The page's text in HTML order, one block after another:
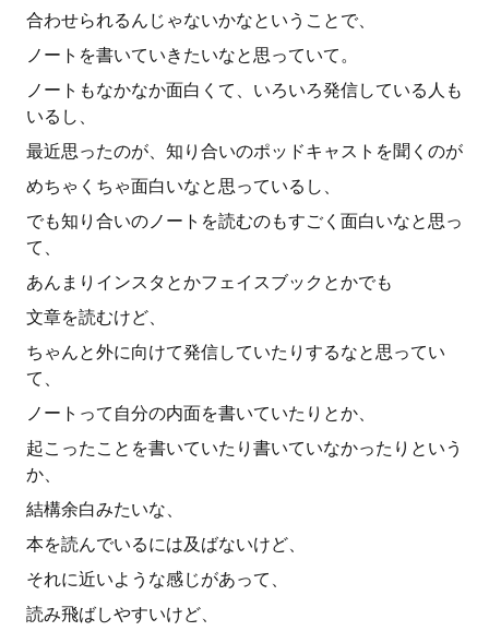
合わせられるんじゃないかなということで、
ノートを書いていきたいなと思っていて。
ノートもなかなか面白くて、いろいろ発信している人も
いるし、
最近思ったのが、知り合いのポッドキャストを聞くのが
めちゃくちゃ面白いなと思っているし、
でも知り合いのノートを読むのもすごく面白いなと思っ
て、
あんまりインスタとかフェイスブックとかでも
文章を読むけど、
ちゃんと外に向けて発信していたりするなと思ってい
て、
ノートって自分の内面を書いていたりとか、
起こったことを書いていたり書いていなかったりという
か、
結構余白みたいな、
本を読んでいるには及ばないけど、
それに近いような感じがあって、
読み飛ばしやすいけど、